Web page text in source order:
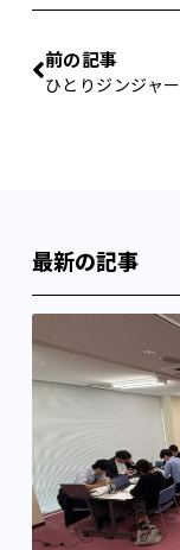
前の記事
ひとりジンジャー
最新の記事